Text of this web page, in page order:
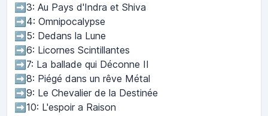
➡️3: Au Pays d'Indra et Shiva
➡️4: Omnipocalypse
➡️5: Dedans la Lune
➡️6: Licornes Scintillantes
➡️7: La ballade qui Déconne II
➡️8: Piégé dans un rêve Métal
➡️9: Le Chevalier de la Destinée
➡️10: L'espoir a Raison